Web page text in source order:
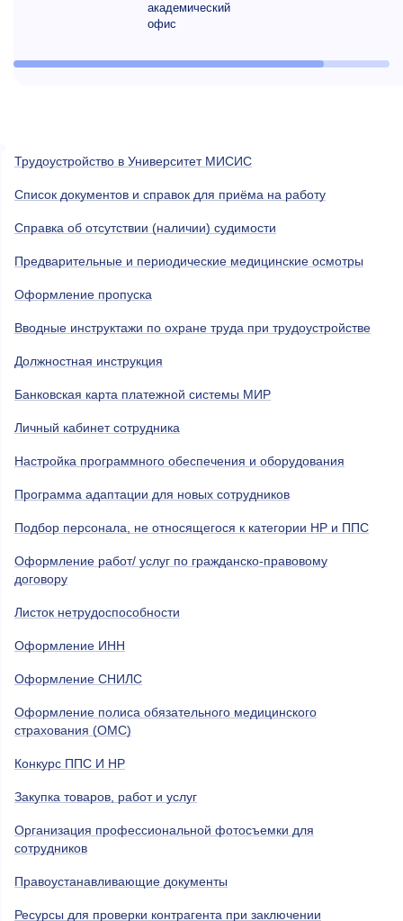
академический
офис
Трудоустройство в Университет МИСИС
Список документов и справок для приёма на работу
Справка об отсутствии (наличии) судимости
Предварительные и периодические медицинские осмотры
Оформление пропуска
Вводные инструктажи по охране труда при трудоустройстве
Должностная инструкция
Банковская карта платежной системы МИР
Личный кабинет сотрудника
Настройка программного обеспечения и оборудования
Программа адаптации для новых сотрудников
Подбор персонала, не относящегося к категории НР и ППС
Оформление работ/ услуг по гражданско-правовому
договору
Листок нетрудоспособности
Оформление ИНН
Оформление СНИЛС
Оформление полиса обязательного медицинского
страхования (ОМС)
Конкурс ППС И НР
Закупка товаров, работ и услуг
Организация профессиональной фотосъемки для
сотрудников
Правоустанавливающие документы
Ресурсы для проверки контрагента при заключении